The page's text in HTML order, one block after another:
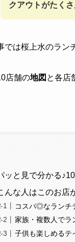
クアウトがたく
では桜上水のラン
店舗の地図 と各店
ッと見で分かる
んな人はこのお店
コスパ◎なランチ
家族・複数人でラ
子供も楽しめるテ